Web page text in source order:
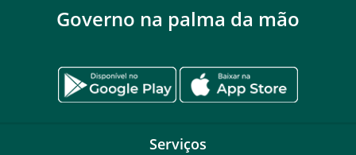
Governo na palma da mão
Serviços